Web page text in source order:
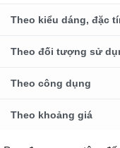
Theo kiểu dáng, đặc
Theo đối tượng sử
Theo công dụng
Theo khoảng giá